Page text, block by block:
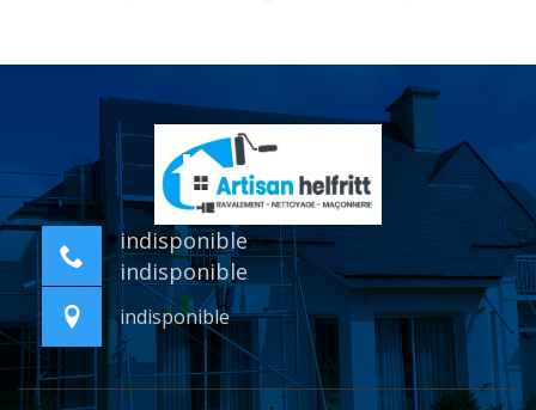
indisponible
indisponible
indisponible